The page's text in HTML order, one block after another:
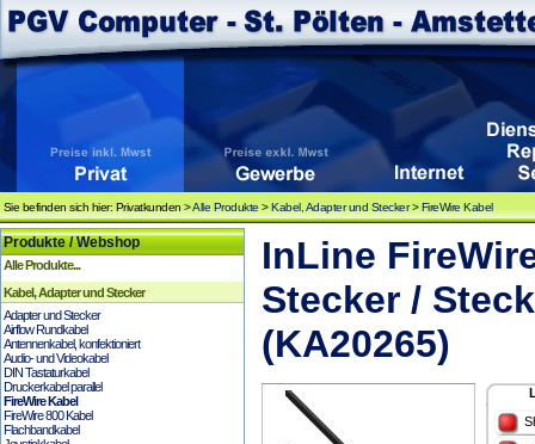
Sie befinden sich hier: Privatkunden >Alle Produkte >Kabel, Adapter und Stecker>FireWire Kabel
Produkte / Webshop
Alle Produkte...
Kabel, Adapter und Stecker
Adapter und Stecker
Airflow Rundkabel
Antennenkabel, konfektioniert
Audio- und Videokabel
DIN Tastaturkabel
Druckerkabel parallel
FireWire Kabel
FireWire 800 Kabel
Flachbandkabel
InLine
Stecker /
(KA20265)